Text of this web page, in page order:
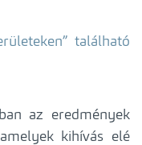
található
az eredmények
kihívás elé